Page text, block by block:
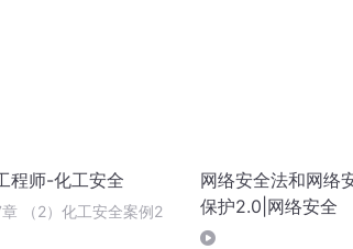
程师-化工安全
（2）化工安全案例2
网络安全法和网络
保护2.0|网络安全